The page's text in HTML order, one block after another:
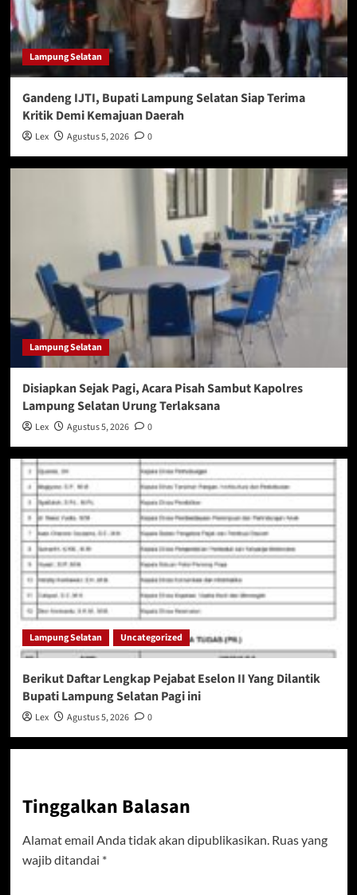
Lampung Selatan
Gandeng IJTI, Bupati Lampung Selatan Siap Terima
Kritik Demi Kemajuan Daerah
Lex Agustus 5, 2026 0
Lampung Selatan
Disiapkan Sejak Pagi, Acara Pisah Sambut Kapolres
Lampung Selatan Urung Terlaksana
Lex Agustus 5, 2026 0
Lampung Selatan Uncategorized
Berikut Daftar Lengkap Pejabat Eselon II Yang Dilantik
Bupati Lampung Selatan Pagi ini
Lex Agustus 5, 2026 0
Tinggalkan Balasan
Alamat email Anda tidak akan dipublikasikan. Ruas yang
wajib ditandai *